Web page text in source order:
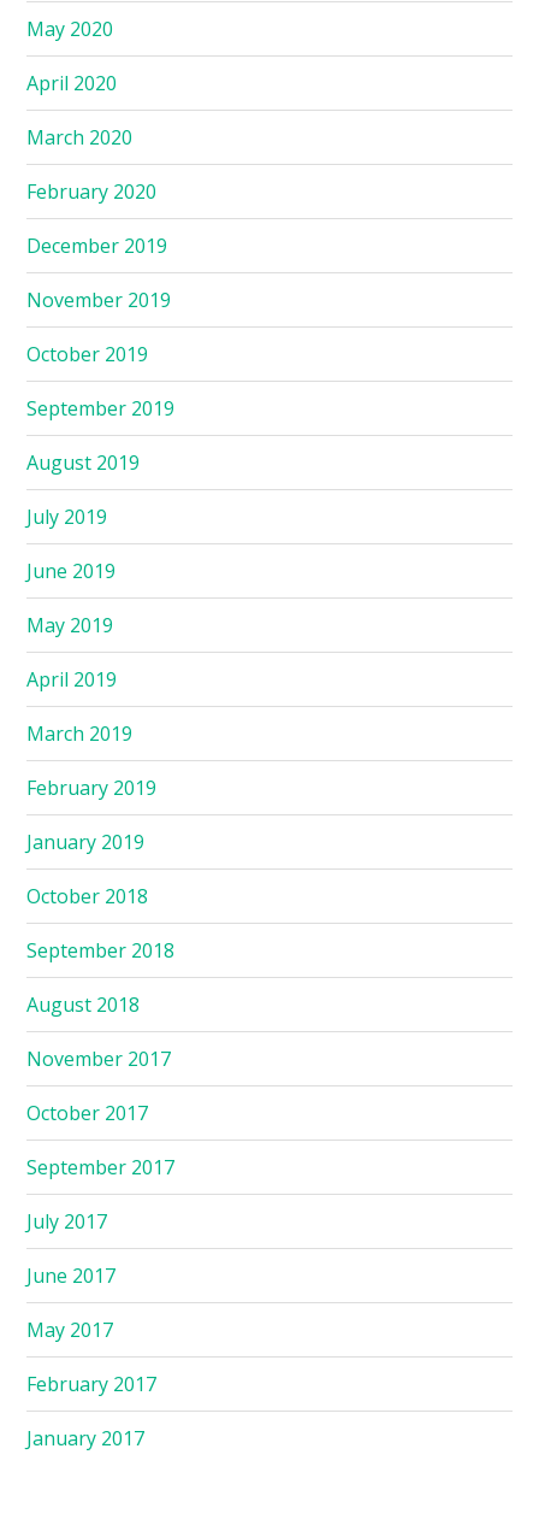
May 2020
April 2020
March 2020
February 2020
December 2019
November 2019
October 2019
September 2019
August 2019
July 2019
June 2019
May 2019
April 2019
March 2019
February 2019
January 2019
October 2018
September 2018
August 2018
November 2017
October 2017
September 2017
July 2017
June 2017
May 2017
February 2017
January 2017